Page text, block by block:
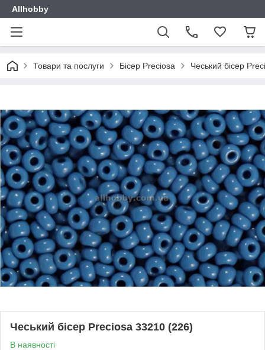
Allhobby
Товари та послуги Бісер Preciosa Чеський бісер
Чеський бісер Preciosa 33210 (226)
В наявності